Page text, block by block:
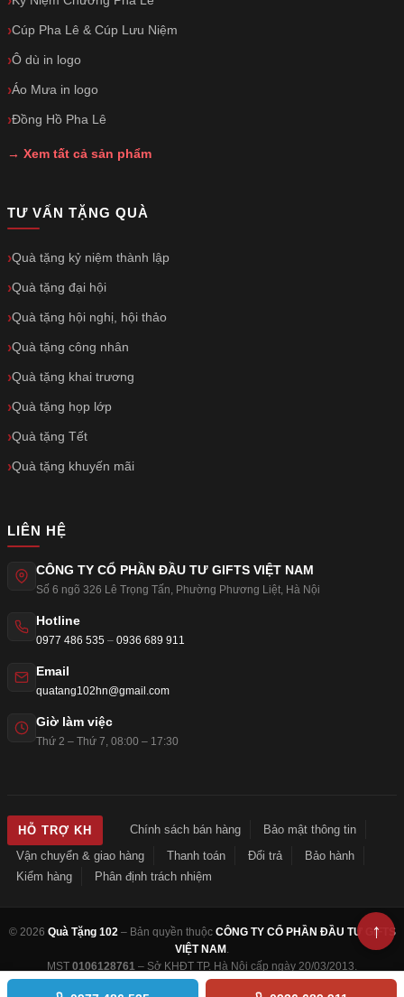
Cúp Pha Lê & Cúp Lưu Niệm
Ô dù in logo
Áo Mưa in logo
Đồng Hồ Pha Lê
→ Xem tất cả sản phẩm
TƯ VẤN TẶNG QUÀ
Quà tặng kỷ niệm thành lập
Quà tặng đại hội
Quà tặng hội nghị, hội thảo
Quà tặng công nhân
Quà tặng khai trương
Quà tặng họp lớp
Quà tặng Tết
Quà tặng khuyến mãi
LIÊN HỆ
CÔNG TY CỔ PHẦN ĐẦU TƯ GIFTS VIỆT NAM
Số 6 ngõ 326 Lê Trọng Tấn, Phường Phương Liệt, Hà Nội
Hotline
0977 486 535 – 0936 689 911
Email
quatang102hn@gmail.com
Giờ làm việc
Thứ 2 – Thứ 7, 08:00 – 17:30
HỖ TRỢ KH Chính sách bán hàng
Bảo mật thông tin
Vận chuyển & giao hàng
Thanh toán Đổi trả
Bảo hành
Kiểm hàng
Phân định trách nhiệm
© 2026 Quà Tặng 102– Bản quyền thuộc CÔNG TY CỔ PHẦN ĐẦU TƯ GIFTS
VIỆT NAM .
MST 0106128761 – Sở KHĐT TP. Hà Nội cấp ngày 20/03/2013.